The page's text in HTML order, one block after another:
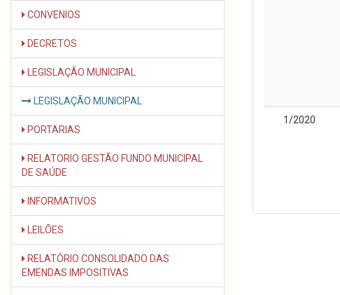
CONVENIOS
DECRETOS
LEGISLAÇÃO MUNICIPAL
LEGISLAÇÃO MUNICIPAL
PORTARIAS
RELATORIO GESTÃO FUNDO MUNICIPAL
DE SAÚDE
INFORMATIVOS
LEILÕES
RELATÓRIO CONSOLIDADO DAS
EMENDAS IMPOSITIVAS
1/2020